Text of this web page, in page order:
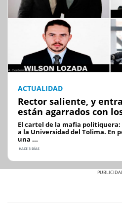
ACTUALIDAD
Rector saliente, y
están agarrados con
El cartel de la mafia
a la Universidad del Tolima. En
una ...
HACE 3 DÍAS